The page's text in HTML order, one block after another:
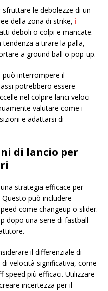
le debolezze di un
della zona di strike, i
deboli o colpi e mancate.
a tirare la palla,
a ground ball o pop-up.
può interrompere il
potrebbero essere
nel colpire lanci veloci
valutare come i
e adattarsi di
di lancio per
strategia efficace per
può includere
come changeup o slider.
dopo una serie di fastball
il differenziale di
velocità significativa, come
speed più efficaci. Utilizzare
incertezza per il